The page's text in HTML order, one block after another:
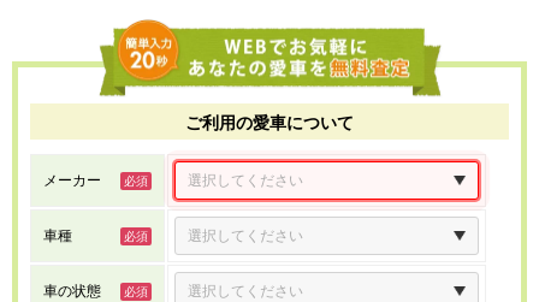
ご利用の愛車について
メーカー
車種
車の状態